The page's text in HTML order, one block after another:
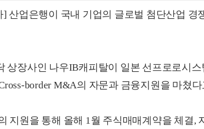
산업은행이 국내 기업의 글로벌 첨단산업 경
상장사인 나우IB캐피탈이 일본 선프로로시스
border M&A의 자문과 금융지원을 마쳤
지원을 통해 올해 1월 주식매매계약을 체결,